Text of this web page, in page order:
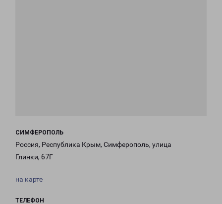
СИМФЕРОПОЛЬ
Россия, Республика Крым, Симферополь, улица
Глинки, 67Г
на карте
ТЕЛЕФОН